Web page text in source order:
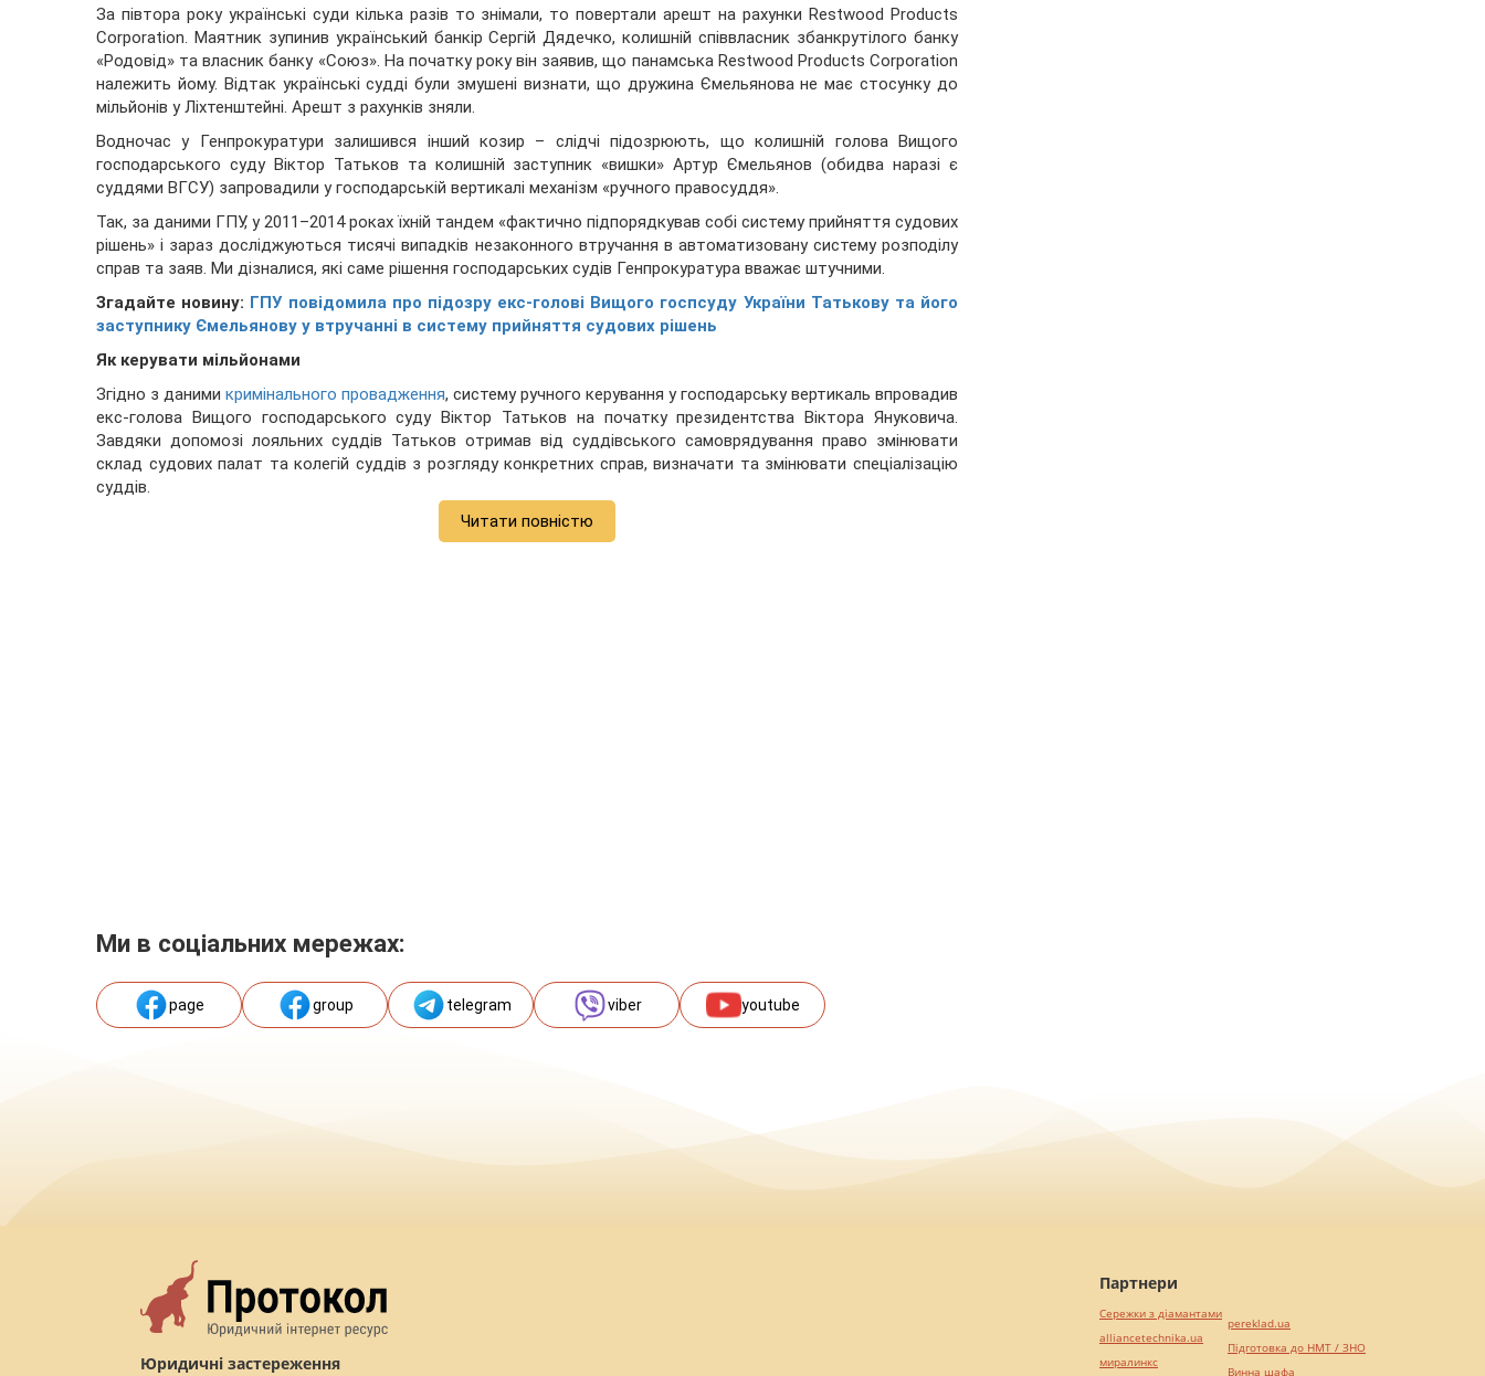
За півтора року українські суди кілька разів то знімали, то повертали арешт на рахунки Restwood Products
Corporation. Маятник зупинив український банкір Сергій Дядечко, колишній співвласник збанкрутілого банку
«Родовід» та власник банку «Союз». На початку року він заявив, що панамська Restwood Products Corporation
належить йому. Відтак українські судді були змушені визнати, що дружина Ємельянова не має стосунку до
мільйонів у Ліхтенштейні. Арешт з рахунків зняли.
Водночас у Генпрокуратури залишився інший козир – слідчі підозрюють, що колишній голова Вищого
господарського суду Віктор Татьков та колишній заступник «вишки» Артур Ємельянов (обидва наразі є
суддями ВГСУ) запровадили у господарській вертикалі механізм «ручного правосуддя».
Так, за даними ГПУ, у 2011–2014 роках їхній тандем «фактично підпорядкував собі систему прийняття судових
рішень» і зараз досліджуються тисячі випадків незаконного втручання в автоматизовану систему розподілу
справ та заяв. Ми дізналися, які саме рішення господарських судів Генпрокуратура вважає штучними.
Згадайте новину: ГПУ повідомила про підозру екс-голові Вищого госпсуду України Татькову та його
заступнику Ємельянову у втручанні в систему прийняття судових рішень
Як керувати мільйонами
Згідно з даними кримінального провадження, систему ручного керування у господарську вертикаль впровадив
екс-голова Вищого господарського суду Віктор Татьков на початку президентства Віктора Януковича.
Завдяки допомозі лояльних суддів Татьков отримав від суддівського самоврядування право змінювати
склад судових палат та колегій суддів з розгляду конкретних справ, визначати та змінювати спеціалізацію
суддів.
Читати повністю
Ми в соціальних мережах:
page group telegram viber youtube
Юридичні застереження
Партнери
Сережки з діамантами
alliancetechnika.ua
миралинкс
pereklad.ua
Підготовка до НМТ / ЗНО
Винна шафа